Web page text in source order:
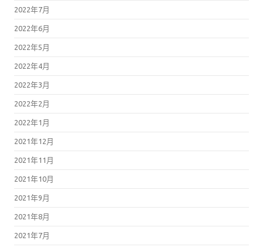
2022年7月
2022年6月
2022年5月
2022年4月
2022年3月
2022年2月
2022年1月
2021年12月
2021年11月
2021年10月
2021年9月
2021年8月
2021年7月